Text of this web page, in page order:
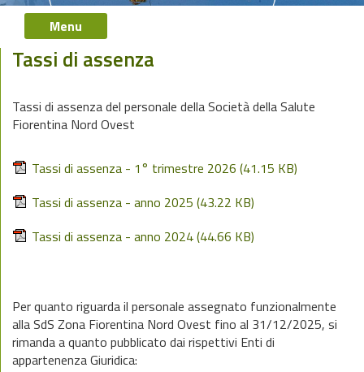
Menu
Tassi di assenza
Tassi di assenza del personale della Società della Salute
Fiorentina Nord Ovest
Tassi di assenza - 1° trimestre 2026 (41.15 KB)
Tassi di assenza - anno 2025 (43.22 KB)
Tassi di assenza - anno 2024(44.66 KB)
Per quanto riguarda il personale assegnato funzionalmente
alla SdS Zona Fiorentina Nord Ovest fino al 31/12/2025, si
rimanda a quanto pubblicato dai rispettivi Enti di
appartenenza Giuridica: